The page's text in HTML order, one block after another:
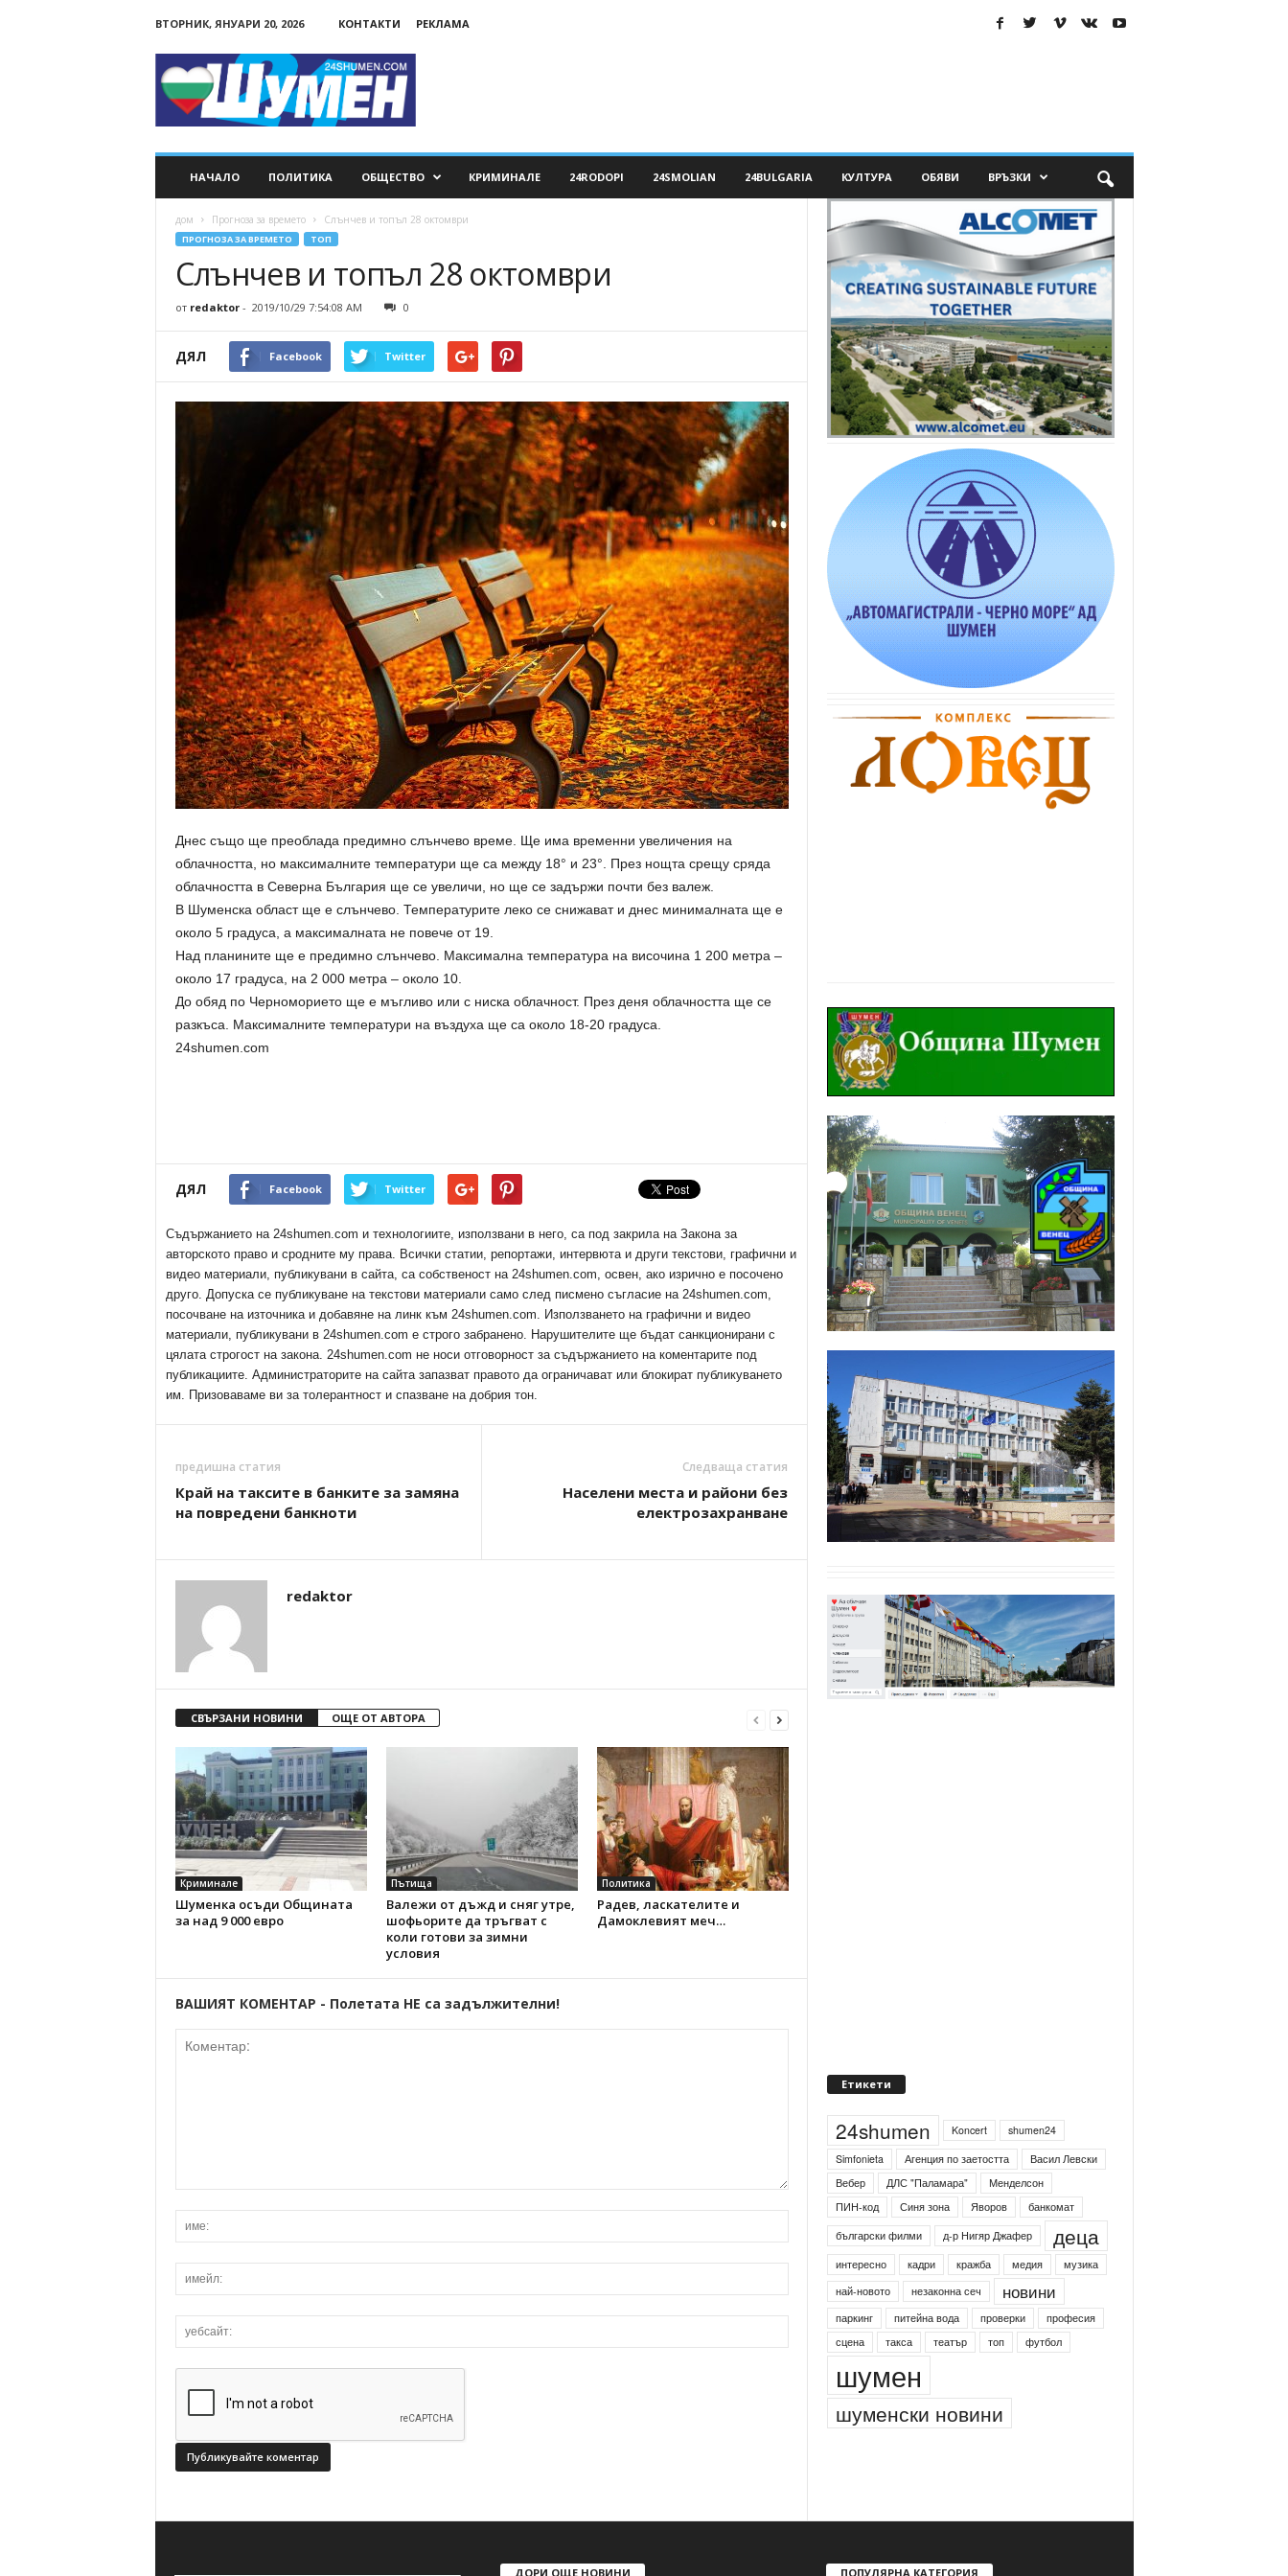
ВТОРНИК, ЯНУАРИ 20, 2026 КОНТАКТИ РЕКЛАМА
НАЧАЛО ПОЛИТИКА ОБЩЕСТВО КРИМИНАЛЕ 24RODOPI 24SMOLIAN 24BULGARIA КУЛТУРА ОБЯВИ ВРЪЗКИ
дом Прогноза за времето Слънчев и топъл 28 октомври
ПРОГНОЗА ЗА ВРЕМЕТО ТОП
Слънчев и топъл 28 октомври
от redaktor- 2019/10/29 7:54:08 AM 0
ДЯЛ Facebook Twitter
Днес също ще преоблада предимно слънчево време. Ще има временни увеличения на
облачността, но максималните температури ще са между 18° и 23°. През нощта срещу сряда
облачността в Северна България ще се увеличи, но ще се задържи почти без валеж.
В Шуменска област ще е слънчево. Температурите леко се снижават и днес минималната ще е
около 5 градуса, а максималната не повече от 19.
Над планините ще е предимно слънчево. Максимална температура на височина 1 200 метра –
около 17 градуса, на 2 000 метра – около 10.
До обяд по Черноморието ще е мъгливо или с ниска облачност. През деня облачността ще се
разкъса. Максималните температури на въздуха ще са около 18-20 градуса.
24shumen.com
ДЯЛ Facebook Twitter
Съдържанието на 24shumen.com и технологиите, използвани в него, са под закрила на Закона за
авторското право и сродните му права. Всички статии, репортажи, интервюта и други текстови, графични и
видео материали, публикувани в сайта, са собственост на 24shumen.com, освен, ако изрично е посочено
друго. Допуска се публикуване на текстови материали само след писмено съгласие на 24shumen.com,
посочване на източника и добавяне на линк към 24shumen.com. Използването на графични и видео
материали, публикувани в 24shumen.com е строго забранено. Нарушителите ще бъдат санкционирани с
цялата строгост на закона. 24shumen.com не носи отговорност за съдържанието на коментарите под
публикациите. Администраторите на сайта запазват правото да ограничават или блокират публикуването
им. Призоваваме ви за толерантност и спазване на добрия тон.
предишна статия
Край на таксите в банките за замяна
на повредени банкноти
Следваща статия
Населени места и райони без
електрозахранване
redaktor
СВЪРЗАНИ НОВИНИ ОЩЕ ОТ АВТОРА
Криминале
Шуменка осъди Общината
за над 9 000 евро
Пътища
Валежи от дъжд и сняг утре,
шофьорите да тръгват с
коли готови за зимни
условия
Политика
Радев, ласкателите и
Дамоклевият меч…
ВАШИЯТ КОМЕНТАР - Полетата НЕ са задължителни!
Етикети
24shumen Koncert
shumen24
Simfonieta
Агенция по заетостта
Васил Левски
Вебер
ДЛС "Паламара"
Менделсон
ПИН-код
Синя зона Яворов
банкомат
български филми
д-р Нигяр Джафер деца
интересно кадри кражба медия
музика
най-новото
незаконна сеч новини
паркинг питейна вода проверки
професия
сцена
такса театър топ футбол
шумен
шуменски новини
ДОРИ ОЩЕ НОВИНИ ПОПУЛЯРНА КАТЕГОРИЯ